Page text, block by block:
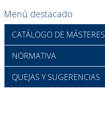
Menú destacado
CATÁLOGO DE MÁSTERES
NORMATIVA
QUEJAS Y SUGERENCIAS